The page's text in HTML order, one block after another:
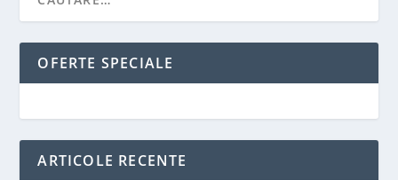
OFERTE SPECIALE
ARTICOLE RECENTE